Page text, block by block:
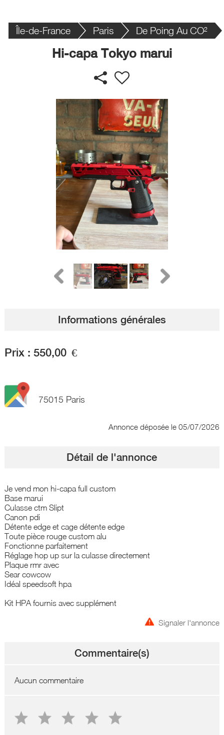
Île-de-France Paris De Poing Au CO²
Hi-capa Tokyo marui
Informations générales
Prix : 550,00 €
75015 Paris
Annonce déposée le 05/07/2026
Détail de l'annonce
Je vend mon hi-capa full custom
Base marui
Culasse ctm Slipt
Canon pdi
Détente edge et cage détente edge
Toute pièce rouge custom alu
Fonctionne parfaitement
Réglage hop up sur la culasse directement
Plaque rmr avec
Sear cowcow
Idéal speedsoft hpa
Kit HPA fournis avec supplément
Signaler l'annonce
Commentaire(s)
Aucun commentaire